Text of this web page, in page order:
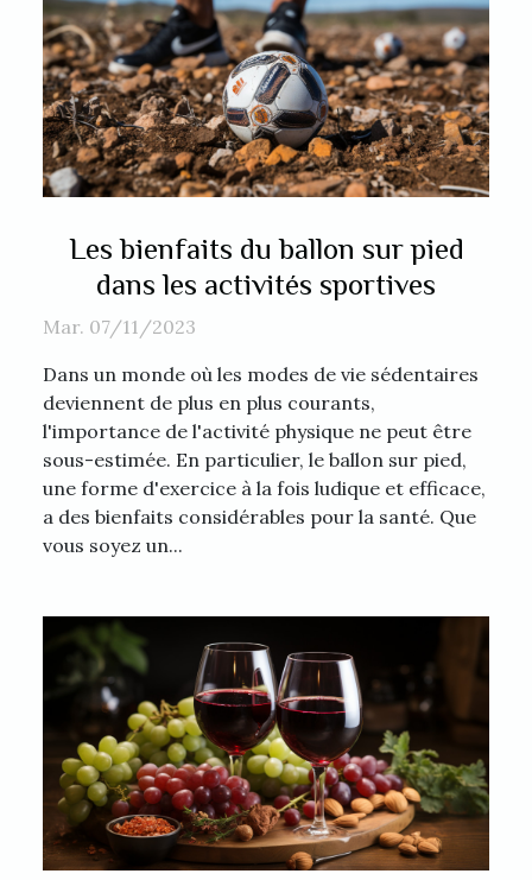
Les bienfaits du ballon sur pied
dans les activités sportives
Mar. 07/11/2023
Dans un monde où les modes de vie sédentaires
deviennent de plus en plus courants,
l'importance de l'activité physique ne peut être
sous-estimée. En particulier, le ballon sur pied,
une forme d'exercice à la fois ludique et efficace,
a des bienfaits considérables pour la santé. Que
vous soyez un...